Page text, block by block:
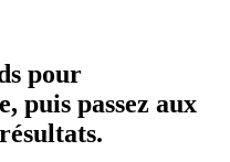
pour
puis passez aux